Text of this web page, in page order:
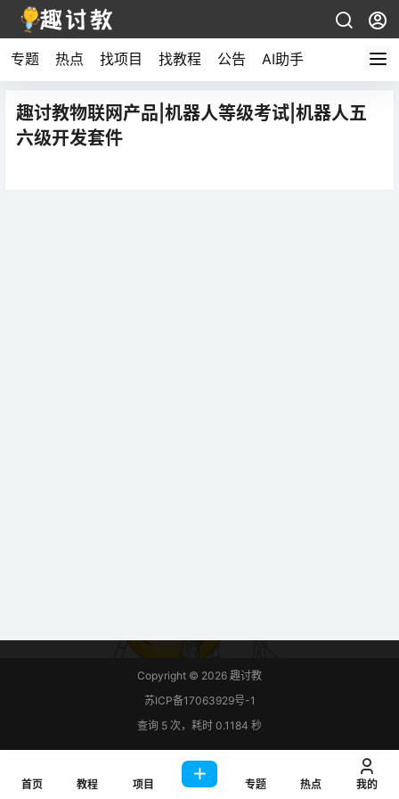
专题 热点 找项目 找教程 公告 AI助手
趣讨教物联网产品|机器人等级考试|机器人五
六级开发套件
Copyright © 2026 趣讨教
苏ICP备17063929号-1
查询 5 次，耗时 0.1184 秒
首页 教程 项目 专题 热点 我的